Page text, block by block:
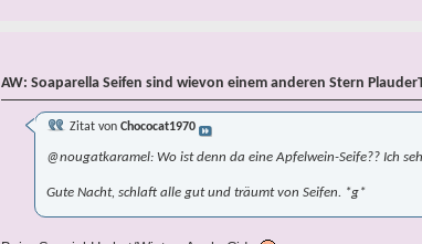
AW: Soaparella Seifen sind wievon einem anderen Stern
Zitat von Chococat1970
@nougatkaramel: Wo ist denn da eine Apfelwein-Seife?? Ich
Gute Nacht, schlaft alle gut und träumt von Seifen. *g*